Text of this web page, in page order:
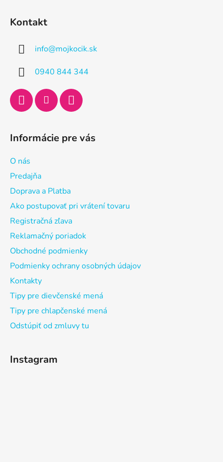
Kontakt
info@mojkocik.sk
0940 844 344
Informácie pre vás
O nás
Predajňa
Doprava a Platba
Ako postupovať pri vrátení tovaru
Registračná zľava
Reklamačný poriadok
Obchodné podmienky
Podmienky ochrany osobných údajov
Kontakty
Tipy pre dievčenské mená
Tipy pre chlapčenské mená
Odstúpiť od zmluvy tu
Instagram